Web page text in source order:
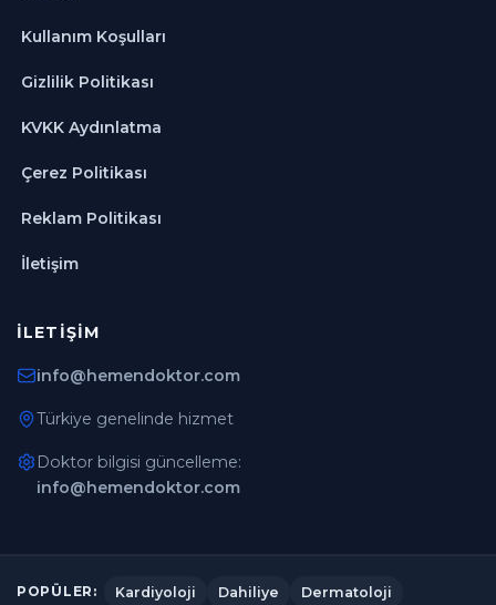
Kullanım Koşulları
Gizlilik Politikası
KVKK Aydınlatma
Çerez Politikası
Reklam Politikası
İletişim
İLETIŞIM
info@hemendoktor.com
Türkiye genelinde hizmet
Doktor bilgisi güncelleme:
info@hemendoktor.com
POPÜLER: Kardiyoloji Dahiliye Dermatoloji